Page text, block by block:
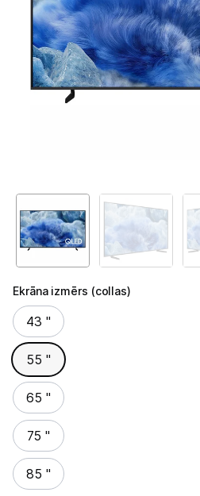
Televizoru stiprinājumi
TV rāmji
TV statīvi
Tet Virszemes
Ekrāna izmērs (collas)
Ekrāna izmērs (collas)
43 "
55 "
65 "
75 "
85 "